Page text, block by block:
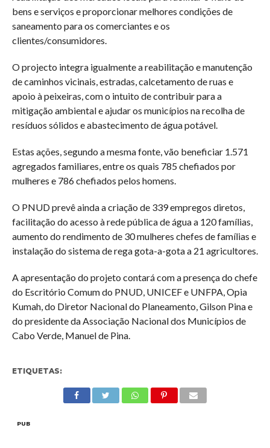
bens e serviços e proporcionar melhores condições de
saneamento para os comerciantes e os
clientes/consumidores.
O projecto integra igualmente a reabilitação e manutenção
de caminhos vicinais, estradas, calcetamento de ruas e
apoio à peixeiras, com o intuito de contribuir para a
mitigação ambiental e ajudar os municípios na recolha de
resíduos sólidos e abastecimento de água potável.
Estas ações, segundo a mesma fonte, vão beneficiar 1.571
agregados familiares, entre os quais 785 chefiados por
mulheres e 786 chefiados pelos homens.
O PNUD prevê ainda a criação de 339 empregos diretos,
facilitação do acesso à rede pública de água a 120 famílias,
aumento do rendimento de 30 mulheres chefes de famílias e
instalação do sistema de rega gota-a-gota a 21 agricultores.
A apresentação do projeto contará com a presença do chefe
do Escritório Comum do PNUD, UNICEF e UNFPA, Opia
Kumah, do Diretor Nacional do Planeamento, Gilson Pina e
do presidente da Associação Nacional dos Municípios de
Cabo Verde, Manuel de Pina.
ETIQUETAS:
PUB